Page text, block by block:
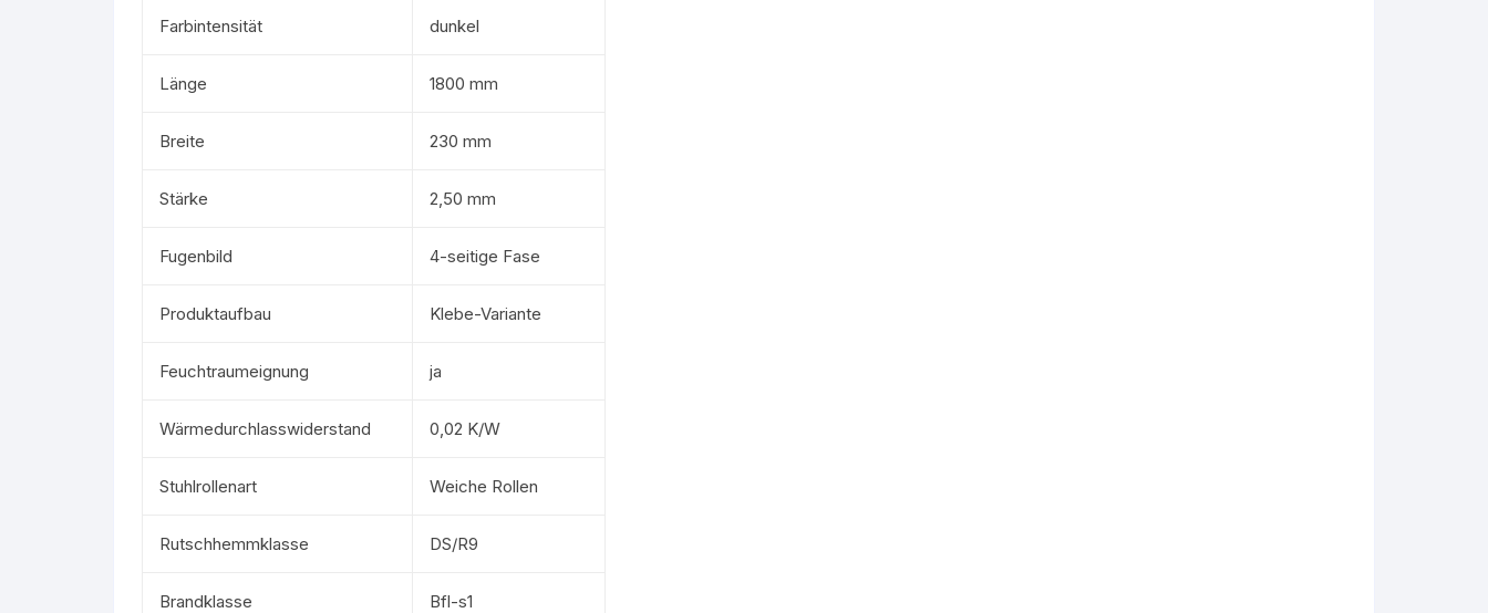
Farbintensität dunkel
Länge 1800 mm
Breite 230 mm
Stärke 2,50 mm
Fugenbild 4-seitige Fase
Produktaufbau Klebe-Variante
Feuchtraumeignung ja
Wärmedurchlasswiderstand 0,02 K/W
Stuhlrollenart Weiche Rollen
Rutschhemmklasse DS/R9
Brandklasse Bfl-s1